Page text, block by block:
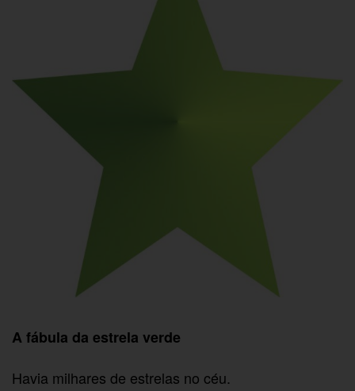
A fábula da estrela verde
Havia milhares de estrelas no céu.